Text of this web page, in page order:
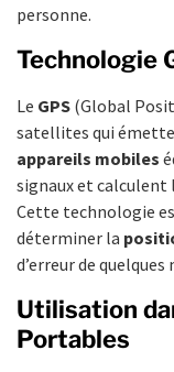
personne.
Technologie
Le GPS (Global
satellites qui
appareils mobiles
signaux et calculent
Cette technologie
déterminer la
d’erreur de
Utilisation
Portables